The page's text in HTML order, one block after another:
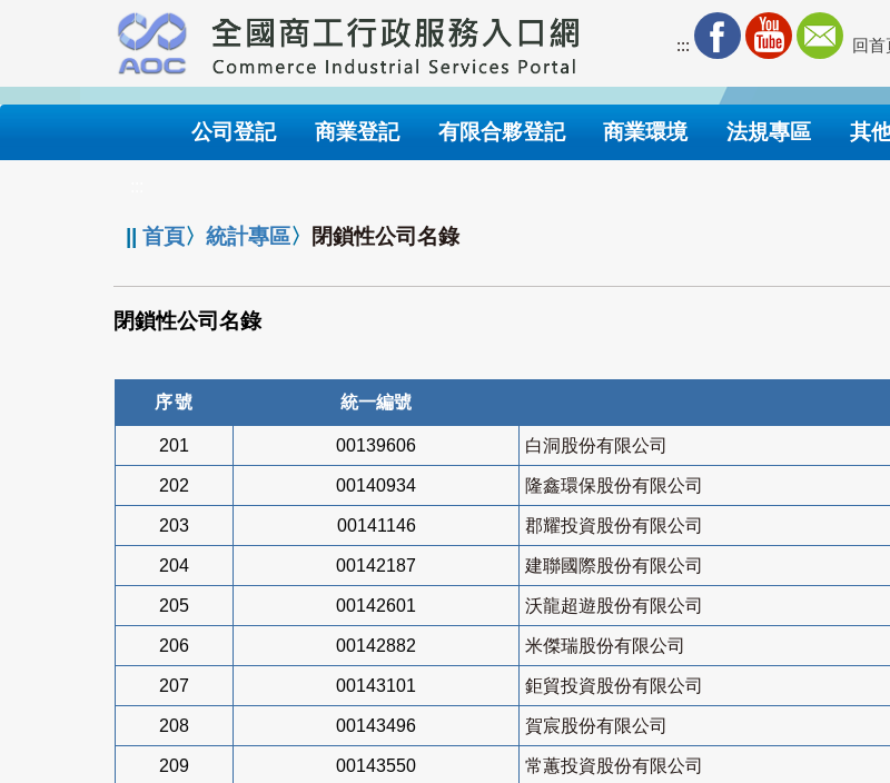
要
內
::: 回首
公司登記 商業登記 有限合夥登記 商業環境 法規專區 其
||首頁〉統計專區〉 閉鎖性公司名錄
閉鎖性公司名錄
序號 統一編號
201 00139606 白洞股份有限公司
202 00140934 隆鑫環保股份有限公司
203 00141146 郡耀投資股份有限公司
204 00142187 建聯國際股份有限公司
205 00142601 沃龍超遊股份有限公司
206 00142882 米傑瑞股份有限公司
207 00143101 鉅貿投資股份有限公司
208 00143496 賀宸股份有限公司
209 00143550 常蕙投資股份有限公司